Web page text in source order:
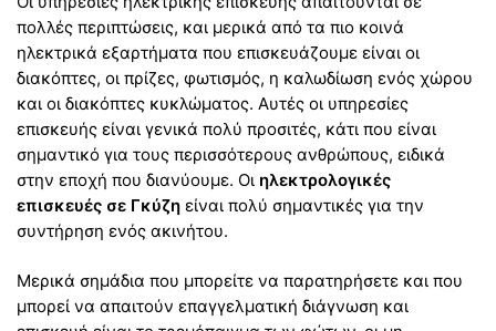
πολλές περιπτώσεις, και μερικά από τα πιο κοινά
ηλεκτρικά εξαρτήματα που επισκευάζουμε είναι οι
διακόπτες, οι πρίζες, φωτισμός, η καλωδίωση ενός χώρου
και οι διακόπτες κυκλώματος. Αυτές οι υπηρεσίες
επισκευής είναι γενικά πολύ προσιτές, κάτι που είναι
σημαντικό για τους περισσότερους ανθρώπους, ειδικά
στην εποχή που διανύουμε. Οι ηλεκτρολογικές
επισκευές σε Γκύζη είναι πολύ σημαντικές για την
συντήρηση ενός ακινήτου.
Μερικά σημάδια που μπορείτε να παρατηρήσετε και που
μπορεί να απαιτούν επαγγελματική διάγνωση και